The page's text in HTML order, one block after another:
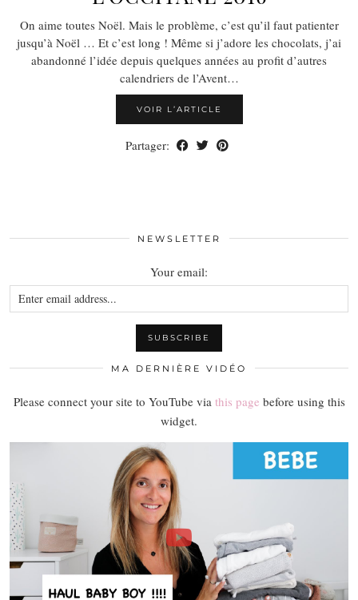
On aime toutes Noël. Mais le problème, c’est qu’il faut patienter
jusqu’à Noël … Et c’est long ! Même si j’adore les chocolats, j’ai
abandonné l’idée depuis quelques années au profit d’autres
calendriers de l’Avent…
VOIR L’ARTICLE
Partager:
NEWSLETTER
Your email:
MA DERNIÈRE VIDÉO
Please connect your site to YouTube via this page before using this
widget.